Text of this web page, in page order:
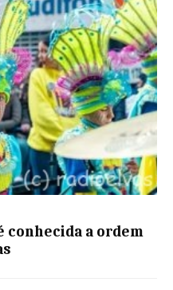
conhecida a ordem